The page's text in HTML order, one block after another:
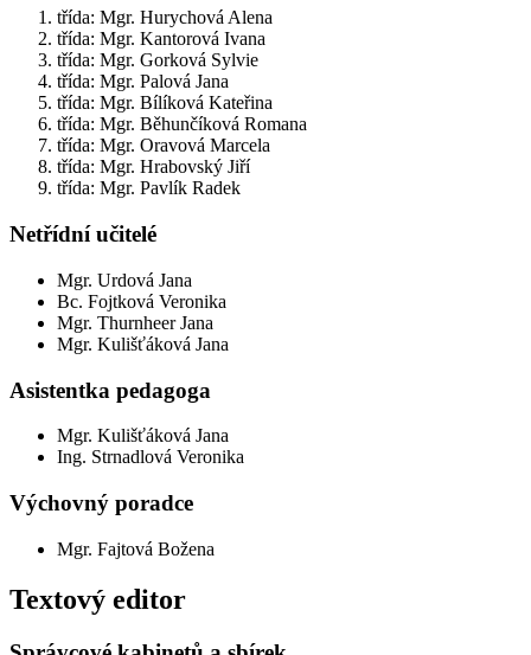
třída: Mgr. Hurychová Alena
třída: Mgr. Kantorová Ivana
třída: Mgr. Gorková Sylvie
třída: Mgr. Palová Jana
třída: Mgr. Bílíková Kateřina
třída: Mgr. Běhunčíková Romana
třída: Mgr. Oravová Marcela
třída: Mgr. Hrabovský Jiří
třída: Mgr. Pavlík Radek
Netřídní učitelé
Mgr. Urdová Jana
Bc. Fojtková Veronika
Mgr. Thurnheer Jana
Mgr. Kulišťáková Jana
Asistentka pedagoga
Mgr. Kulišťáková Jana
Ing. Strnadlová Veronika
Výchovný poradce
Mgr. Fajtová Božena
Textový editor